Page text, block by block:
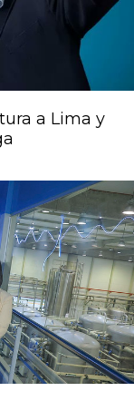
a Lima y